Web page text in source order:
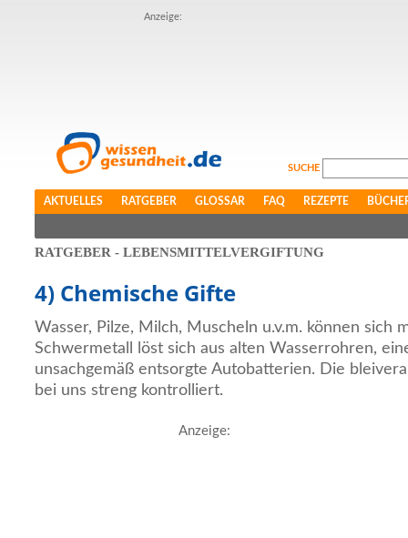
Anzeige:
SUCHE
AKTUELLES RATGEBER GLOSSAR FAQ REZEPTE
RATGEBER - LEBENSMITTELVERGIFTUNG
4) Chemische Gifte
Wasser, Pilze, Milch, Muscheln u.v.m. können sich
Schwermetall löst sich aus alten Wasserrohren,
unsachgemäß entsorgte Autobatterien. Die
bei uns streng kontrolliert.
Anzeige: